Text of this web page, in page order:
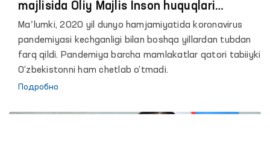
majlisida Oliy Majlis Inson huquqlari
bo‘yicha vakili (ombudsman) Feruza
Eshmatovaning 2020 yildagi faoliyati
to‘g‘risidagi hisoboti yuzasidan maʼruzasi
Maʼlumki, 2020 yil dunyo hamjamiyatida koronavirus
pandemiyasi kechganligi bilan boshqa yillardan tubdan
farq qildi. Pandemiya barcha mamlakatlar qatori tabiiyki
O‘zbekistonni ham chetlab o‘tmadi.
Подробно